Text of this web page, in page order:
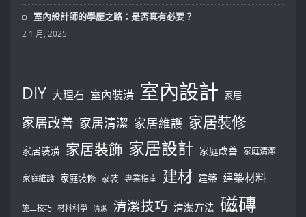
室內設計師的學歷之路：是否真有必要？
2 1 月, 2025
DIY 大理石 室內裝潢 室內設計 家居
家居改善 家居清潔 家居維護 家居裝修
家居裝潢 家居裝飾 家居設計 家庭改善 家庭清潔
家庭維護 家庭裝修 家裝 專業指南 建材 建築 建築材料
施工技巧 材料科學 清潔 清潔技巧 清潔方法 磁磚